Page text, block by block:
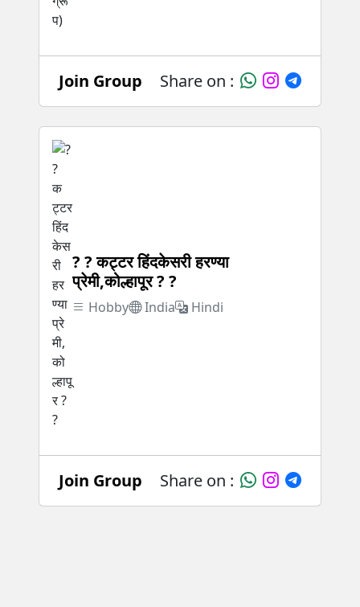
Join Group Share on :
? ? कट्टर हिंदकेसरी हरण्या
प्रेमी,कोल्हापूर ? ?
Hobby India Hindi
Join Group Share on :